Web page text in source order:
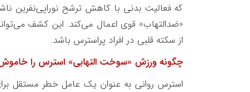
که فعالیت بدنی با کاهش ترشح نوراپی‌نفرین
«ضدالتهاب» قوی اعمال می‌کند. این کشف
از سکته قلبی در افراد پراسترس باشد.
چگونه ورزش «سوخت التهابی» استرس را
استرس روانی به عنوان یک عامل خطر مستقل